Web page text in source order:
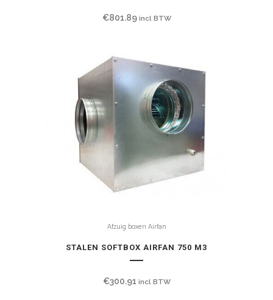
€801.89 incl BTW
Afzuig boxen Airfan
STALEN SOFTBOX AIRFAN 750 M3
€300.91 incl BTW